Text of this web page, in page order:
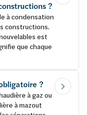
?
à condensation
constructions.
est
que chaque
?
à gaz ou
à mazout